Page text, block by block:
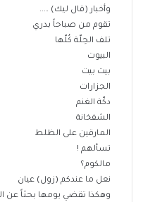
وأخبار (قال ليك) …..
تقوم من صباحاً بدري
تلف الحِلّة كُلّها
البيوت
بيت بيت
الجزارات
دكّة الغنم
الشفخانة
المارقين على الظلط
تسألهم !
مالكوم؟
نعل ما عندكم (زول) عيان
وهكذا تقضي يومها بحثاً عن